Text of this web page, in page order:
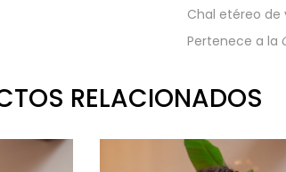
Chal etéreo de
Pertenece a la
RELACIONADOS